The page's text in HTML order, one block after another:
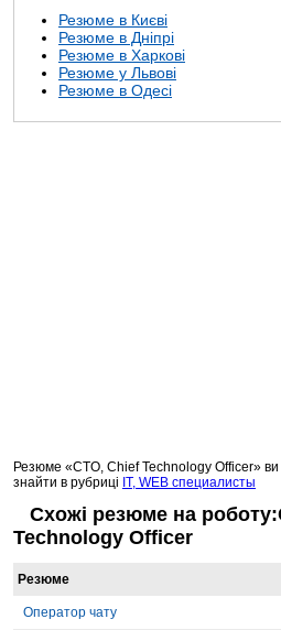
Резюме в Києві
Резюме в Дніпрі
Резюме в Харкові
Резюме у Львові
Резюме в Одесі
Резюме «CTO, Chief Technology Officer»
знайти в рубриці IT, WEB специалисты
Схожі резюме на
Technology Officer
Резюме
Оператор чату